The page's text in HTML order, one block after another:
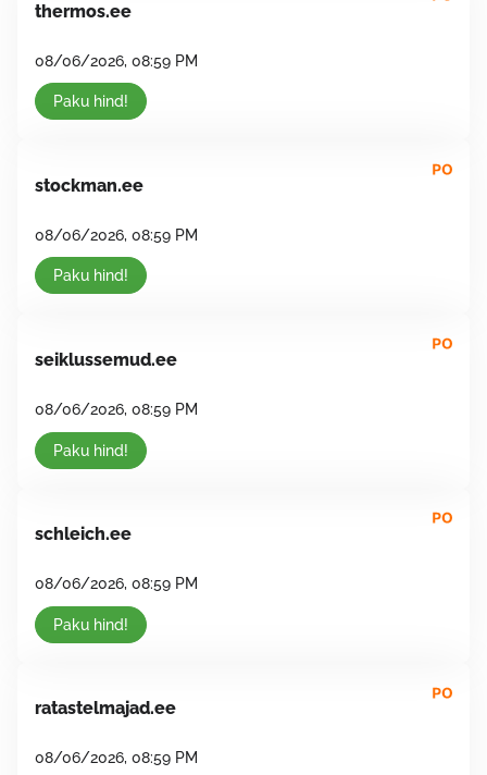
thermos.ee
08/06/2026, 08:59 PM
Paku hind!
stockman.ee
08/06/2026, 08:59 PM
Paku hind!
seiklussemud.ee
08/06/2026, 08:59 PM
Paku hind!
schleich.ee
08/06/2026, 08:59 PM
Paku hind!
ratastelmajad.ee
08/06/2026, 08:59 PM